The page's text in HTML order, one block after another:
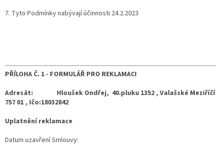
7. Tyto Podmínky nabývají účinnosti 24.2.2023
PŘÍLOHA Č. 1 - FORMULÁŘ PRO REKLAMACI
Adresát: Hloušek Ondřej, 40.pluku 1352 , Valašské Meziříčí
757 01 , Ičo:18032842
Uplatnění reklamace
Datum uzavření Smlouvy: